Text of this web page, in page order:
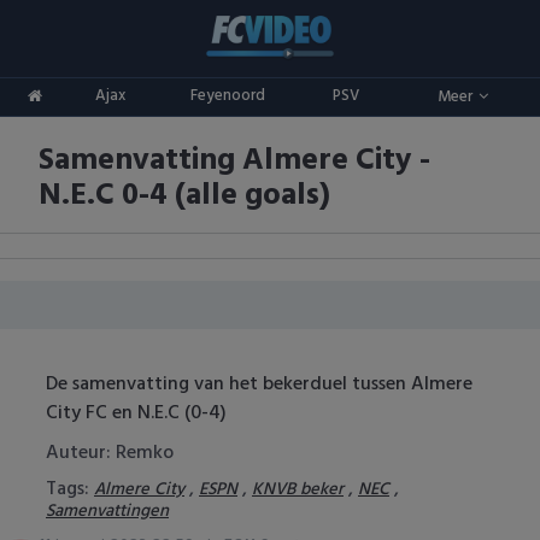
Ajax Feyenoord PSV Meer
ADO Den Haag
Ajax
FC Twente
FC Utrecht
Feyenoord
Competities
Eredivisie
Keuken Kampioen Divisie
Vrouwenvoetbal
Champions League
Europa League
Oranje
Samenvatting Almere City -
N.E.C 0-4 (alle goals)
De samenvatting van het bekerduel tussen Almere
City FC en N.E.C (0-4)
Auteur: Remko
Tags: Almere City, ESPN, KNVB beker, NEC,
Samenvattingen